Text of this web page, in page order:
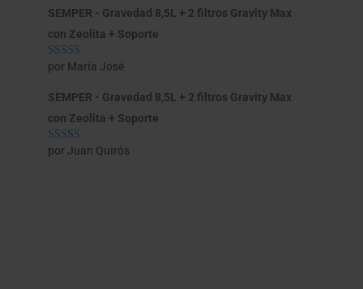
SEMPER - Gravedad 8,5L + 2 filtros Gravity Max
con Zeolita + Soporte
Valorado con
por María José
SEMPER - Gravedad 8,5L + 2 filtros Gravity Max
con Zeolita + Soporte
Valorado con
por Juan Quirós